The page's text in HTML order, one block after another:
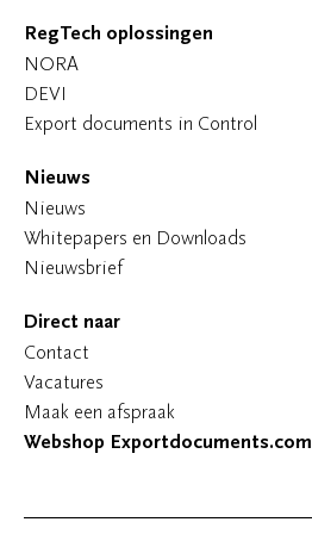
RegTech oplossingen
NORA
DEVI
Export documents in Control
Nieuws
Nieuws
Whitepapers en Downloads
Nieuwsbrief
Direct naar
Contact
Vacatures
Maak een afspraak
Webshop Exportdocuments.com